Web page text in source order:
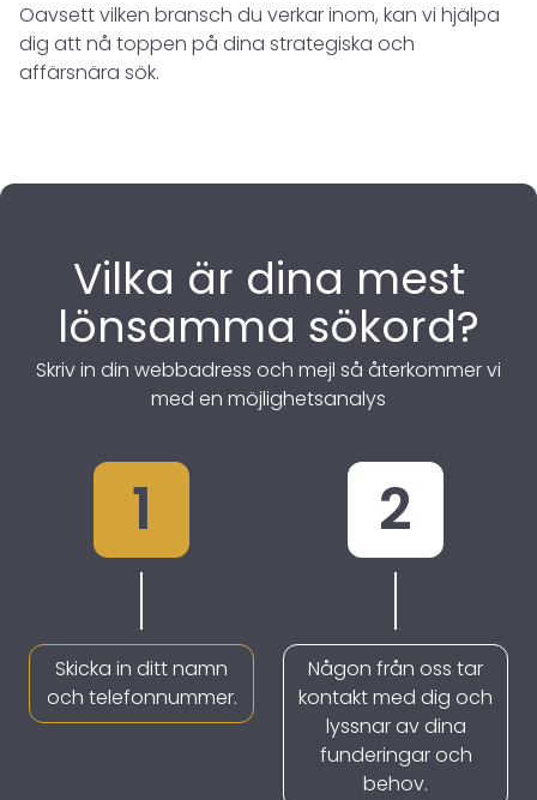
Oavsett vilken bransch du verkar inom, kan vi hjälpa
dig att nå toppen på dina strategiska och
affärsnära sök.
Vilka är dina mest
lönsamma sökord?
Skriv in din webbadress och mejl så återkommer vi
med en möjlighetsanalys
1
Skicka in ditt namn
och telefonnummer.
2
Någon från oss tar
kontakt med dig och
lyssnar av dina
funderingar och
behov.